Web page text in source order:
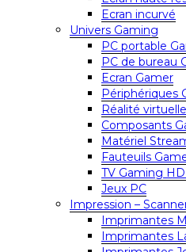
Ecran incurvé
Univers Gaming
PC portable
PC de bureau
Ecran Gamer
Périphériques
Réalité virtuelle
Composants
Matériel
Fauteuils
TV Gaming
Jeux PC
Impression –
Imprimantes
Imprimantes